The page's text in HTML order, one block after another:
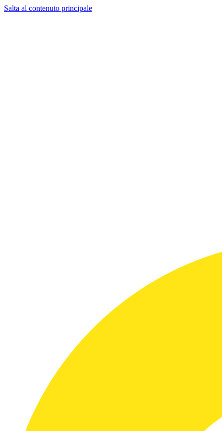
Salta al contenuto principale